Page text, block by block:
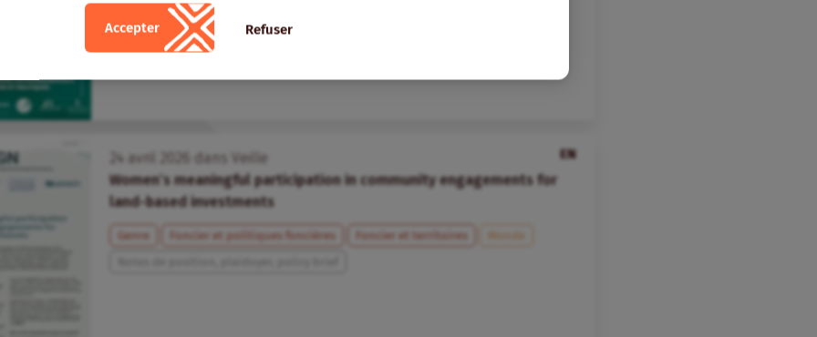
Accepter Refuser
EN
24 avril dans
Veille
Women’s meaningful participation in community engagements for
land-based investments
Genre Foncier et politiques foncières Foncier et territoires
Monde